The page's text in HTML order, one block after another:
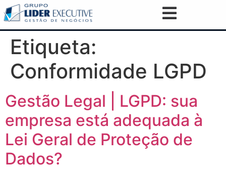
Etiqueta:
Conformidade LGPD
Gestão Legal | LGPD: sua
empresa está adequada à
Lei Geral de Proteção de
Dados?